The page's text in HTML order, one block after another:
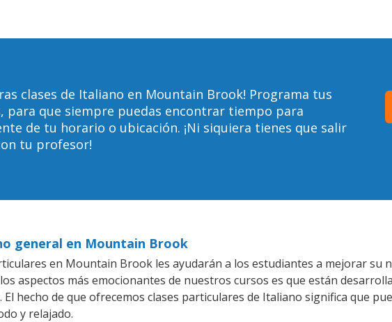
clases de Italiano en Mountain Brook! Programa tus
para que siempre puedas encontrar tiempo para
de tu horario o ubicación. ¡Ni siquiera tienes que salir
tu profesor!
general en Mountain Brook
en Mountain Brook les ayudarán a los estudiantes a mejorar su
aspectos más emocionantes de nuestros cursos es que están
El hecho de que ofrecemos clases particulares de Italiano significa que
y relajado.